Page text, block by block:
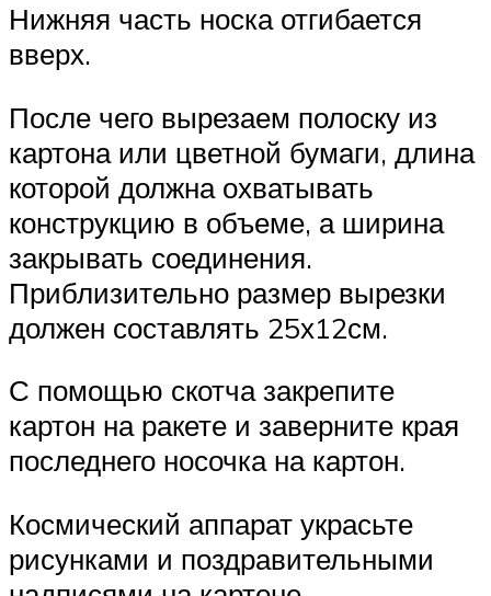
Нижняя часть носка отгибается
вверх.
После чего вырезаем полоску из
картона или цветной бумаги, длина
которой должна охватывать
конструкцию в объеме, а ширина
закрывать соединения.
Приблизительно размер вырезки
должен составлять 25х12см.
С помощью скотча закрепите
картон на ракете и заверните края
последнего носочка на картон.
Космический аппарат украсьте
рисунками и поздравительными